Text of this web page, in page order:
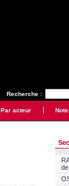
Recherche :
Par acteur